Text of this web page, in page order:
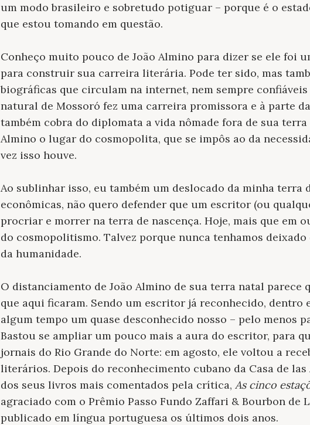
um modo brasileiro e sobretudo potiguar – porque é o
que estou tomando em questão.
Conheço muito pouco de João Almino para dizer se ele foi
para construir sua carreira literária. Pode ter sido, mas
biográficas que circulam na internet, nem sempre
natural de Mossoró fez uma carreira promissora e à parte
também cobra do diplomata a vida nômade fora de sua
Almino o lugar do cosmopolita, que se impôs ao da
vez isso houve.
Ao sublinhar isso, eu também um deslocado da minha terra
econômicas, não quero defender que um escritor (ou
procriar e morrer na terra de nascença. Hoje, mais que em
do cosmopolitismo. Talvez porque nunca tenhamos
da humanidade.
O distanciamento de João Almino de sua terra natal parece
que aqui ficaram. Sendo um escritor já reconhecido, dentro
algum tempo um quase desconhecido nosso – pelo menos
Bastou se ampliar um pouco mais a aura do escritor, para
jornais do Rio Grande do Norte: em agosto, ele voltou a
literários. Depois do reconhecimento cubano da Casa de
dos seus livros mais comentados pela crítica, As cinco
agraciado com o Prêmio Passo Fundo Zaffari & Bourbon de
publicado em língua portuguesa os últimos dois anos.